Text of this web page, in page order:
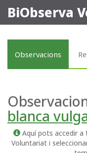
BiObserva
Observacions
blanca
Aquí pots accedir a
Voluntariat i